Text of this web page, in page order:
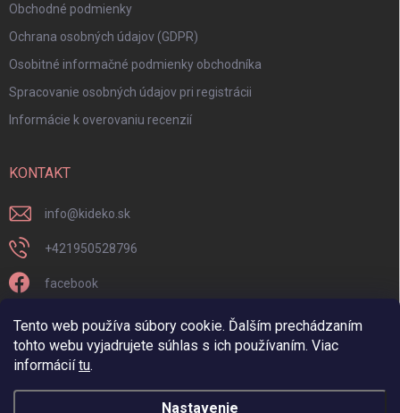
Tento web používa súbory cookie. Ďalším prechádzaním
tohto webu vyjadrujete súhlas s ich používaním. Viac
informáciítu.
Nastavenie
Obchodné podmienky
Ochrana osobných údajov (GDPR)
Osobitné informačné podmienky obchodníka
Spracovanie osobných údajov pri registrácii
Informácie k overovaniu recenzií
KONTAKT
info@kideko.sk
+421950528796
facebook
kideko.sk/